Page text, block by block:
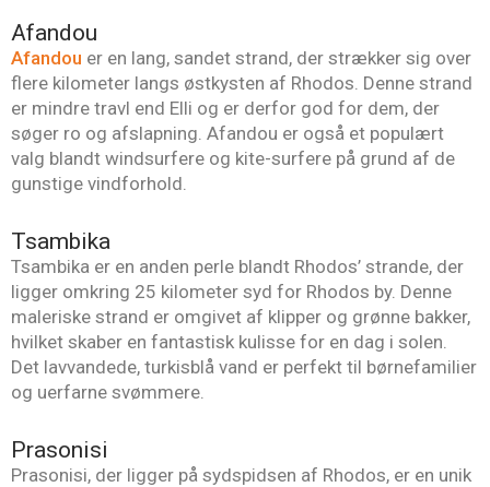
Afandou
Afandou er en lang, sandet strand, der strækker sig over
flere kilometer langs østkysten af Rhodos. Denne strand
er mindre travl end Elli og er derfor god for dem, der
søger ro og afslapning. Afandou er også et populært
valg blandt windsurfere og kite-surfere på grund af de
gunstige vindforhold.
Tsambika
Tsambika er en anden perle blandt Rhodos’ strande, der
ligger omkring 25 kilometer syd for Rhodos by. Denne
maleriske strand er omgivet af klipper og grønne bakker,
hvilket skaber en fantastisk kulisse for en dag i solen.
Det lavvandede, turkisblå vand er perfekt til børnefamilier
og uerfarne svømmere.
Prasonisi
Prasonisi, der ligger på sydspidsen af Rhodos, er en unik